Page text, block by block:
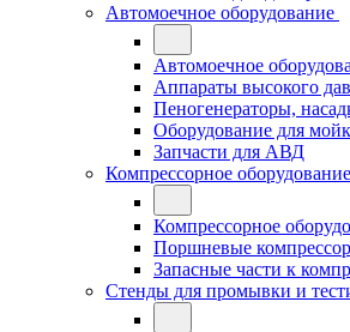
Автомоечное оборудование
Автомоечное
Аппараты высокого
Пеногенераторы,
Оборудование для
Запчасти для АВД
Компрессорное оборудование
Компрессорное
Поршневые
Запасные части к
Стенды для промывки и